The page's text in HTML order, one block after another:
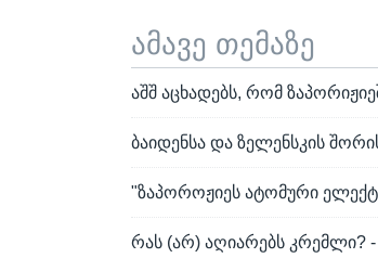
ამავე თემაზე
აშშ აცხადებს, რომ
ბაიდენსა და ზელენსკის
"ზაპოროჟიეს ატომური
რას (არ) აღიარებს კრემლი? -